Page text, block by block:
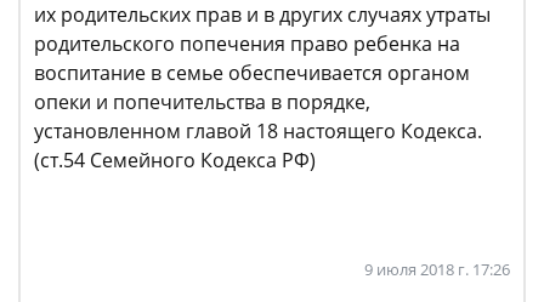
их родительских прав и в других случаях утраты
родительского попечения право ребенка на
воспитание в семье обеспечивается органом
опеки и попечительства в порядке,
установленном главой 18 настоящего Кодекса.
(ст.54 Семейного Кодекса РФ)
9 июля 2018 г. 17:26